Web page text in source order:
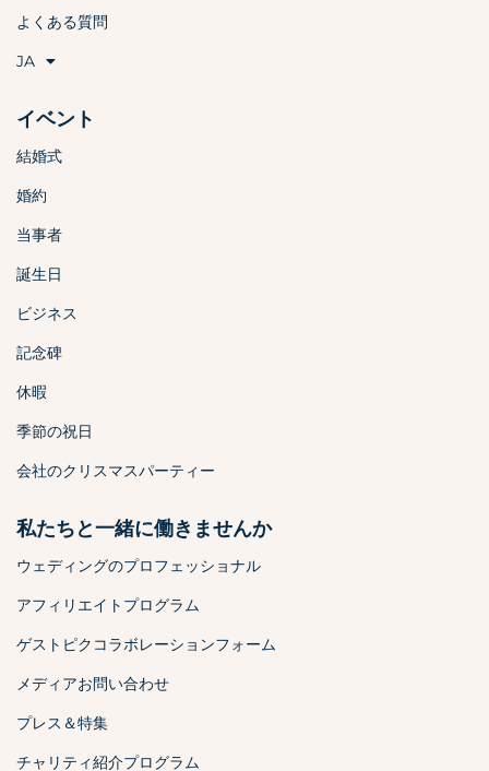
よくある質問
JA
イベント
結婚式
婚約
当事者
誕生日
ビジネス
記念碑
休暇
季節の祝日
会社のクリスマスパーティー
私たちと一緒に働きませんか
ウェディングのプロフェッショナル
アフィリエイトプログラム
ゲストピクコラボレーションフォーム
メディアお問い合わせ
プレス＆特集
チャリティ紹介プログラム